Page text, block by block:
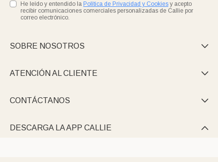
He leído y entendido la Política de Privacidad y Cookies y acepto
recibir comunicaciones comerciales personalizadas de Callie por
correo electrónico.
SOBRE NOSOTROS 
ATENCIÓN AL CLIENTE 
CONTÁCTANOS 
DESCARGA LA APP CALLIE 